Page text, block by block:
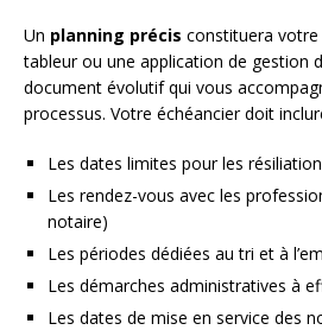
Un planning précis constituera votre
tableur ou une application de gestion
document évolutif qui vous
processus. Votre échéancier doit
Les dates limites pour les
Les rendez-vous avec les
notaire)
Les périodes dédiées au tri et à
Les démarches administratives à
Les dates de mise en service des